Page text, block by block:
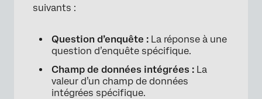
×
suivants :
Question d’enquête : La réponse à une
question d’enquête spécifique.
Champ de données intégrées : La
valeur d’un champ de données
intégrées spécifique.